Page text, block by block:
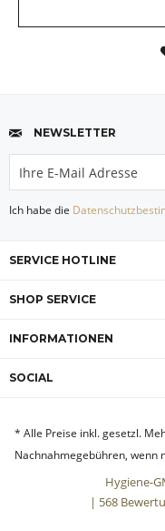
NEWSLETTER
Ich habe die
SERVICE HOTLINE
SHOP SERVICE
INFORMATIONEN
SOCIAL
* Alle Preise inkl. gesetzl.
Nachnahmegebühren, wenn
Hygiene-
| 568